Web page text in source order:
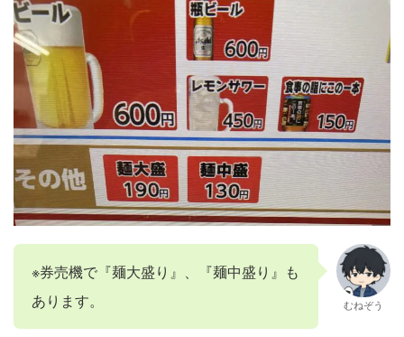
※券売機で『麺大盛り』、『麺中盛り』も
あります。
むねぞう